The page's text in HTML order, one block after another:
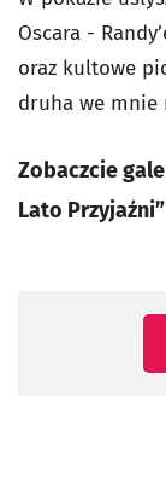
Oscara -
oraz kultowe
druha we mnie
Zobaczcie
Lato Przyjaźni”